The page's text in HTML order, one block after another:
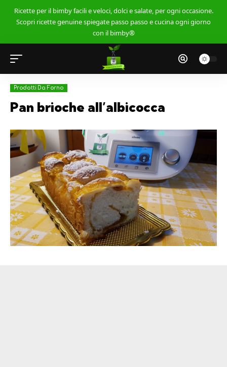
Ricette per il bimby facili e veloci, dolci e salate, per ogni occasione.
Scopri ricette genuine spiegate passo passo e cucina ogni giorno
con il bimby®
Prodotti Da Forno
Pan brioche all’albicocca